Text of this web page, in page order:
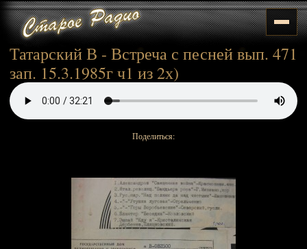
Татарский В - Встреча с песней вып. 471
зап. 15.3.1985г ч1 из 2х)
Поделиться: